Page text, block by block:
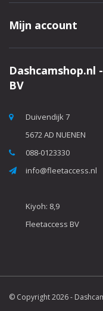
Mijn account
Dashcamshop.nl
BV
Duivendijk 7
5672 AD NUENEN
088-0123330
info@fleetaccess.nl
Kiyoh: 8,9
Fleetaccess BV
© Copyright 2026 -